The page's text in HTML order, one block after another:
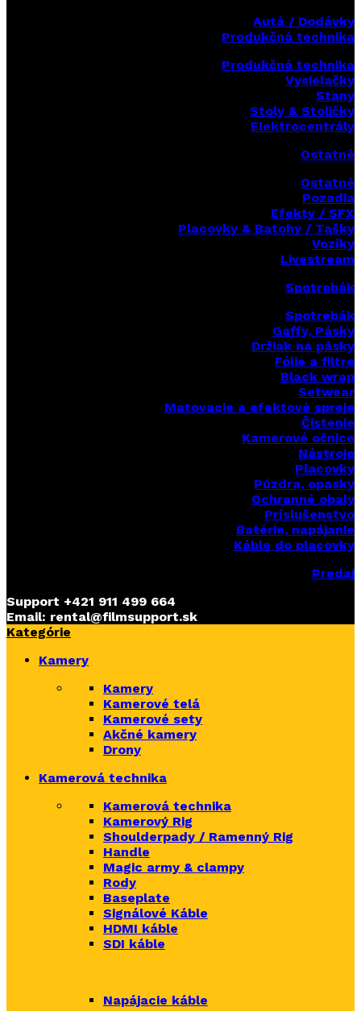
Autá / Dodávky
Produkčná technika
Produkčná technika
Vysielačky
Stany
Stoly & Stoličky
Elektrocentrály
Ostatné
Ostatné
Pozadia
Efekty / SFX
Placovky & Batohy / Tašky
Vozíky
Livestream
Spotrebák
Spotrebák
Gaffy, Pásky
Držiak na pásky
Fólie a filtre
Black wrap
Setwear
Matovacie a efektové spreje
Čistenie
Kamerové očnice
Nástroje
Placovky
Púzdra, opasky
Ochranné obaly
Príslušenstvo
Batérie, napájanie
Káble do placovky
Predaj
Support +421 911 499 664
Email: rental@filmsupport.sk
Kategórie
Kamery
Kamery
Kamerové telá
Kamerové sety
Akčné kamery
Drony
Kamerová technika
Kamerová technika
Kamerový Rig
Shoulderpady / Ramenný Rig
Handle
Magic army & clampy
Rody
Baseplate
Signálové Káble
HDMI káble
SDI káble
Napájacie káble